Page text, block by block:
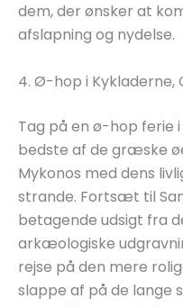
dem, der ønsker at
afslapning og nydelse.
4. Ø-hop i
Tag på en ø-hop ferie
bedste af de græske
Mykonos med dens
strande. Fortsæt til
betagende udsigt fra
arkæologiske
rejse på den mere
slappe af på de lange